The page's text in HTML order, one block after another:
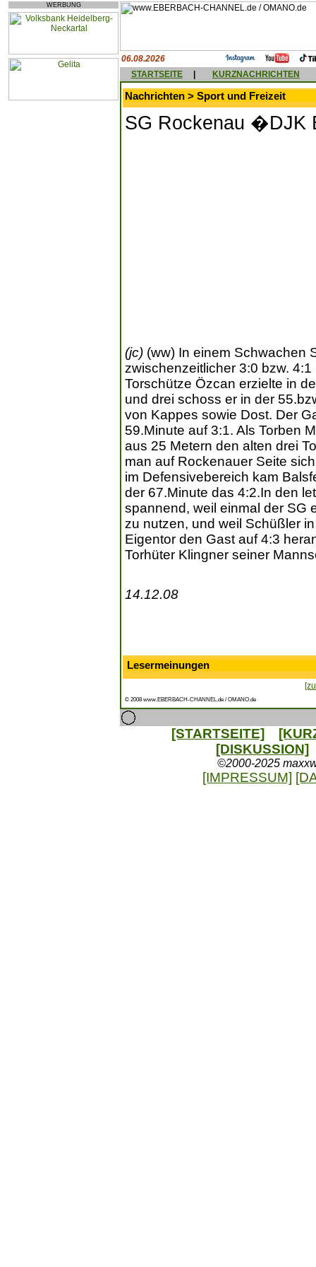
WERBUNG
06.08.2026
STARTSEITE
KURZNACHRICHTEN
Nachrichten > Sport und Freizeit
SG Rockenau �DJK
(jc) (ww) In einem Schwachen
zwischenzeitlicher 3:0 bzw.
Torschütze Özcan erzielte in
und drei schoss er in der
von Kappes sowie Dost. Der
59.Minute auf 3:1. Als Torben
aus 25 Metern den alten drei
man auf Rockenauer Seite
im Defensivebereich kam
der 67.Minute das 4:2.In den
spannend, weil einmal der SG
zu nutzen, und weil Schüßler
Eigentor den Gast auf 4:3
Torhüter Klingner seiner
14.12.08
Lesermeinungen
© 2008 www.EBERBACH-CHANNEL.de / OMANO.de
[STARTSEITE]
[DISKUSSION]
©2000-2025
[IMPRESSUM]